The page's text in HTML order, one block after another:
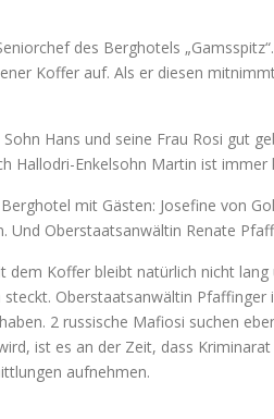
des Berghotels
Koffer auf. Als er diesen
Sohn Hans und seine Frau Rosi gut
Hallodri-Enkelsohn Martin ist immer
mit Gästen: Josefine von
Und Oberstaatsanwältin Renate
dem Koffer bleibt natürlich nicht
steckt. Oberstaatsanwältin
2 russische Mafiosi suchen
ist es an der Zeit, dass
aufnehmen.